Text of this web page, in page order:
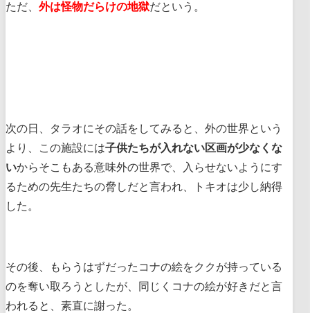
ただ、 外は怪物だらけの地獄だという。
次の日、タラオにその話をしてみると、外の世界という
より、この施設には子供たちが入れない区画が少なくな
いからそこもある意味外の世界で、入らせないようにす
るための先生たちの脅しだと言われ、トキオは少し納得
した。
その後、もらうはずだったコナの絵をククが持っている
のを奪い取ろうとしたが、同じくコナの絵が好きだと言
われると、素直に謝った。